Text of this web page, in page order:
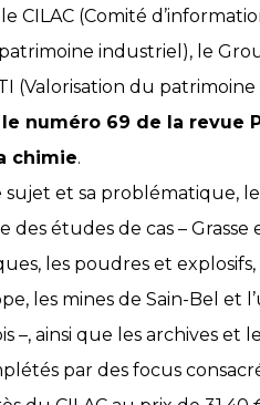
CILAC (Comité
industriel), le
(Valorisation du
le numéro 69 de la revue
chimie.
et sa problématique,
études de cas –
les poudres et
les mines de Sain-Bel et
–, ainsi que les archives et
par des focus